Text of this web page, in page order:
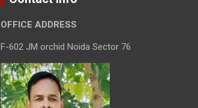
OFFICE ADDRESS
F-602 JM orchid Noida Sector 76